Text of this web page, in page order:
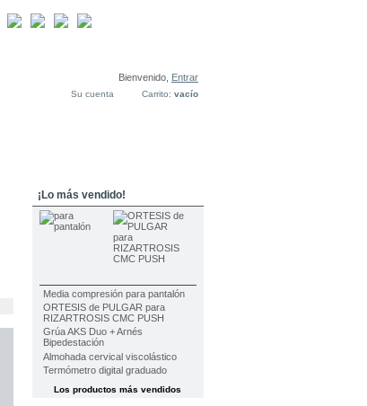
Bienvenido, Entrar
Carrito: vacío
Su cuenta
¡Lo más vendido!
Media compresión para pantalón
ORTESIS de PULGAR para
RIZARTROSIS CMC PUSH
Grúa AKS Duo + Arnés
Bipedestación
Almohada cervical viscolástico
Termómetro digital graduado
Los productos más vendidos